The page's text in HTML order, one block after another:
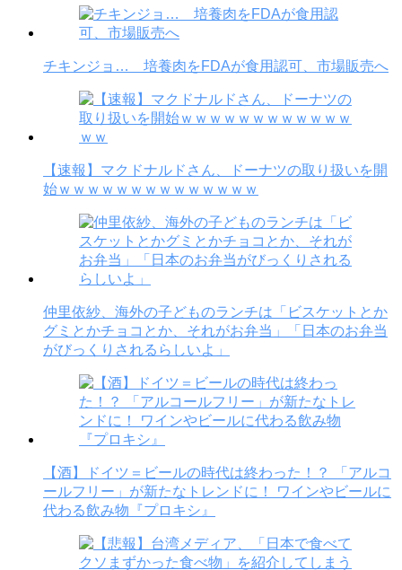
チキンジョ… 培養肉をFDAが食用認可、市場販売へ
【速報】マクドナルドさん、ドーナツの取り扱いを開
始ｗｗｗｗｗｗｗｗｗｗｗｗｗｗ
仲里依紗、海外の子どものランチは「ビスケットとか
グミとかチョコとか、それがお弁当」「日本のお弁当
がびっくりされるらしいよ」
【酒】ドイツ＝ビールの時代は終わった！？ 「アルコ
ールフリー」が新たなトレンドに！ ワインやビールに
代わる飲み物『プロキシ』